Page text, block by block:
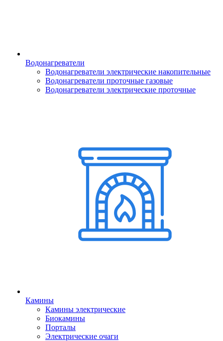
Водонагреватели
Водонагреватели электрические накопительные
Водонагреватели проточные газовые
Водонагреватели электрические проточные
Камины
Камины электрические
Биокамины
Порталы
Электрические очаги